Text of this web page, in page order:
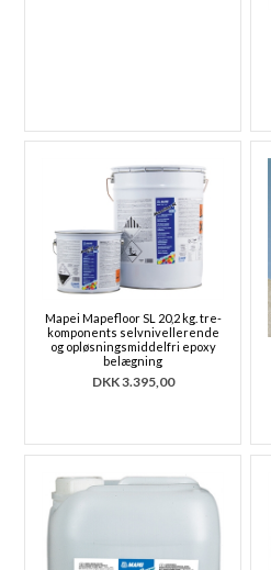
Mapei Mapefloor SL 20,2 kg. tre-
komponents selvnivellerende
og opløsningsmiddelfri epoxy
belægning
DKK3.395,00